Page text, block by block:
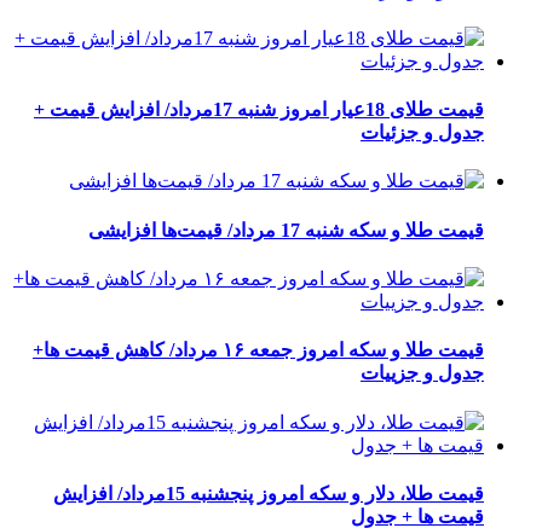
قیمت طلای 18عیار امروز شنبه 17مرداد/ افزایش قیمت +
جدول و جزئیات
قیمت طلا و سکه شنبه 17 مرداد/ قیمت‌ها افزایشی
قیمت طلا و سکه امروز جمعه ۱۶ مرداد/ کاهش قیمت ها+
جدول و جزییات
قیمت طلا، دلار و سکه امروز پنجشنبه 15مرداد/ افزایش
قیمت ها + جدول